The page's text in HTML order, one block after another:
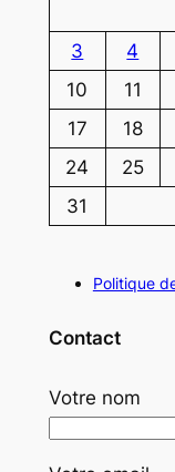
3
4
10
11
17
18
24
25
31
Politique
Contact
Votre nom